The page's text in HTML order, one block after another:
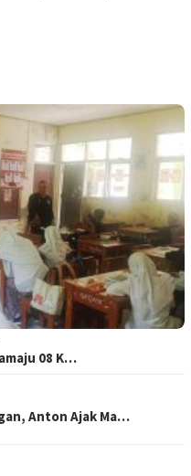
08 K…
Anton Ajak Ma…